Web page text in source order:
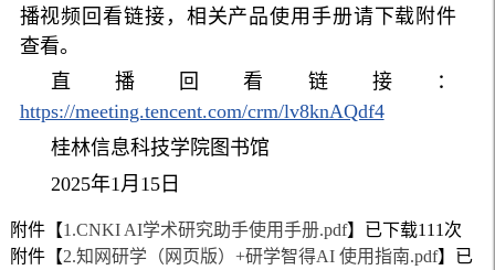
播视频回看链接，相关产品使用手册请下载附件
查看。
直播回看链接：
https://meeting.tencent.com/crm/lv8knAQdf4
桂林信息科技学院图书馆
2025年1月15日
附件【1.CNKI AI学术研究助手使用手册.pdf】已下载111 次
附件【2.知网研学（网页版）+研学智得AI 使用指南.pdf】已